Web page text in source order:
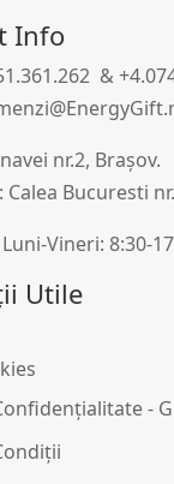
Info
&
nr.2, Brașov.
Calea Bucuresti
Vineri: 8:30-
Utile
-